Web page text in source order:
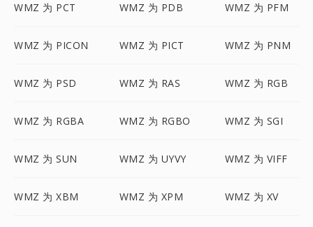
WMZ 为 PCT WMZ 为 PDB WMZ 为 PFM
WMZ 为 PICON WMZ 为 PICT WMZ 为 PNM
WMZ 为 PSD WMZ 为 RAS WMZ 为 RGB
WMZ 为 RGBA WMZ 为 RGBO WMZ 为 SGI
WMZ 为 SUN WMZ 为 UYVY WMZ 为 VIFF
WMZ 为 XBM WMZ 为 XPM WMZ 为 XV